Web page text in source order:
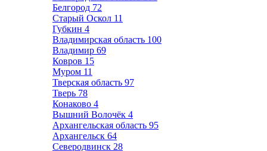
Белгород 72
Старый Оскол 11
Губкин 4
Владимирская область 100
Владимир 69
Ковров 15
Муром 11
Тверская область 97
Тверь 78
Конаково 4
Вышний Волочёк 4
Архангельская область 95
Архангельск 64
Северодвинск 28